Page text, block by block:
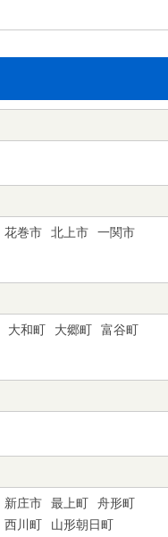
花巻市 北上市
一関市
大和町 大郷町
富谷町
新庄市 最上町
舟形町
西川町
山形朝日町